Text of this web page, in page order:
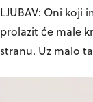
LJUBAV: Oni koji
prolazit će male
stranu. Uz malo